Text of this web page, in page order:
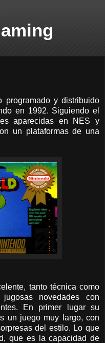
programado y distribuido
en 1992. Siguiendo el
aparecidas en NES y
un plataformas de una
tanto técnica como
novedades con
En primer lugar su
un juego muy largo, con
del estilo. Lo que
que es la capacidad de